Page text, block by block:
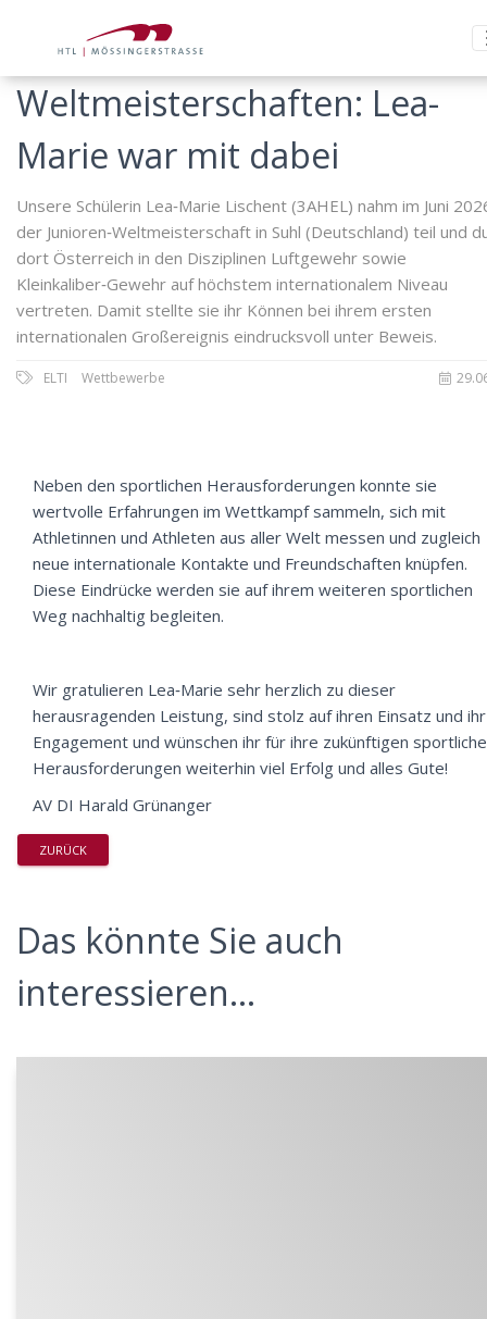
Weltmeisterschaften: Lea-
Marie war mit dabei
Unsere Schülerin Lea‑Marie Lischent (3AHEL) nahm im Juni
der Junioren‑Weltmeisterschaft in Suhl (Deutschland) teil und
dort Österreich in den Disziplinen Luftgewehr sowie
Kleinkaliber‑Gewehr auf höchstem internationalem Niveau
vertreten. Damit stellte sie ihr Können bei ihrem ersten
internationalen Großereignis eindrucksvoll unter Beweis.
ELTI Wettbewerbe
Neben den sportlichen Herausforderungen konnte sie
wertvolle Erfahrungen im Wettkampf sammeln, sich mit
Athletinnen und Athleten aus aller Welt messen und zugleich
neue internationale Kontakte und Freundschaften knüpfen.
Diese Eindrücke werden sie auf ihrem weiteren sportlichen
Weg nachhaltig begleiten.
Wir gratulieren Lea‑Marie sehr herzlich zu dieser
herausragenden Leistung, sind stolz auf ihren Einsatz und ihr
Engagement und wünschen ihr für ihre zukünftigen
Herausforderungen weiterhin viel Erfolg und alles Gute!
AV DI Harald Grünanger
ZURÜCK
Das könnte Sie auch
interessieren...